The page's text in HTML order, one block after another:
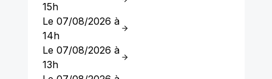
15h
Le 07/08/2026 à
14h
Le 07/08/2026 à
13h